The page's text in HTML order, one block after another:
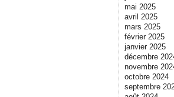
mai 2025
avril 2025
mars 2025
février 2025
janvier 2025
décembre
novembre
octobre 2024
septembre